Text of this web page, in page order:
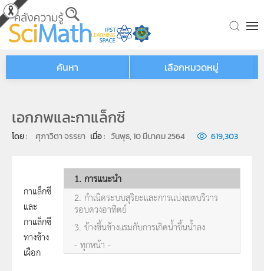
Skip to main content
ค้นหา เลือกหมวดหมู่
เอกภพและกาแล็กซี
โดย : ศุภาวิตา จรรยา เมื่อ : วันพุธ, 10 มีนาคม 2564 619,303
1. การแนะนำ
2. กำเนิดระบบสุริยะและการแบ่งเขตบริวาร
รอบดวงอาทิตย์
3. ข้างขึ้นข้างแรมกับการเกิดน้ำขึ้นน้ำลง
- ทุกหน้า -
กาแล็กซี
และ
กาแล็กซี
ทางช้าง
เผือก